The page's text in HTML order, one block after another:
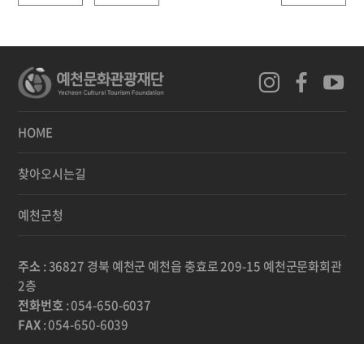
HOME
찾아오시는길
예천군청
주소 : 36827 경북 예천군 예천읍 충효로 209-15 예천군문화회관
2층
전화번호 : 054-650-6037
FAX: 054-650-6039